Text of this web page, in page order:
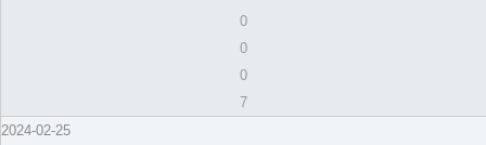
0
0
0
7
2024-02-25